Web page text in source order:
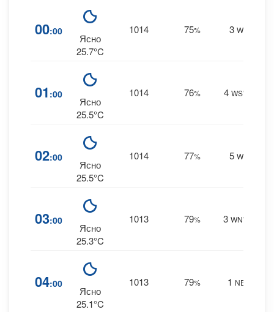
00:00
Ясно
25.7°C
1014 75% 3 W
01 :00
Ясно
25.5°C
1014 76% 4 WSW
02:00
Ясно
25.5°C
1014 77% 5 W
03:00
Ясно
25.3°C
1013 79% 3 WNW
04:00
Ясно
25.1°C
1013 79% 1 NE